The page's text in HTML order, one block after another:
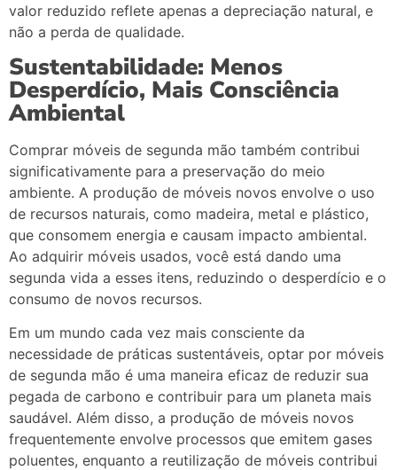
valor reduzido reflete apenas a depreciação natural, e
não a perda de qualidade.
Sustentabilidade: Menos
Desperdício, Mais Consciência
Ambiental
Comprar móveis de segunda mão também contribui
significativamente para a preservação do meio
ambiente. A produção de móveis novos envolve o uso
de recursos naturais, como madeira, metal e plástico,
que consomem energia e causam impacto ambiental.
Ao adquirir móveis usados, você está dando uma
segunda vida a esses itens, reduzindo o desperdício e o
consumo de novos recursos.
Em um mundo cada vez mais consciente da
necessidade de práticas sustentáveis, optar por móveis
de segunda mão é uma maneira eficaz de reduzir sua
pegada de carbono e contribuir para um planeta mais
saudável. Além disso, a produção de móveis novos
frequentemente envolve processos que emitem gases
poluentes, enquanto a reutilização de móveis contribui